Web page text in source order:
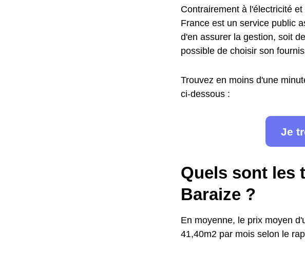
Contrairement à l'électricité
France est un service public
d'en assurer la gestion, soit
possible de choisir son
Trouvez en moins d'une
ci-dessous :
Je
Quels sont les
Baraize ?
En moyenne, le prix moyen
41,40m2 par mois selon le